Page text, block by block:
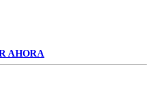
AHORA